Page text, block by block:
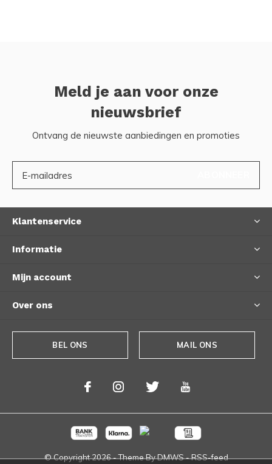
Meld je aan voor onze
nieuwsbrief
Ontvang de nieuwste aanbiedingen en promoties
Klantenservice
Informatie
Mijn account
Over ons
BEL ONS MAIL ONS
© Copyright2026- Theme ByDMWS-RSS-feed